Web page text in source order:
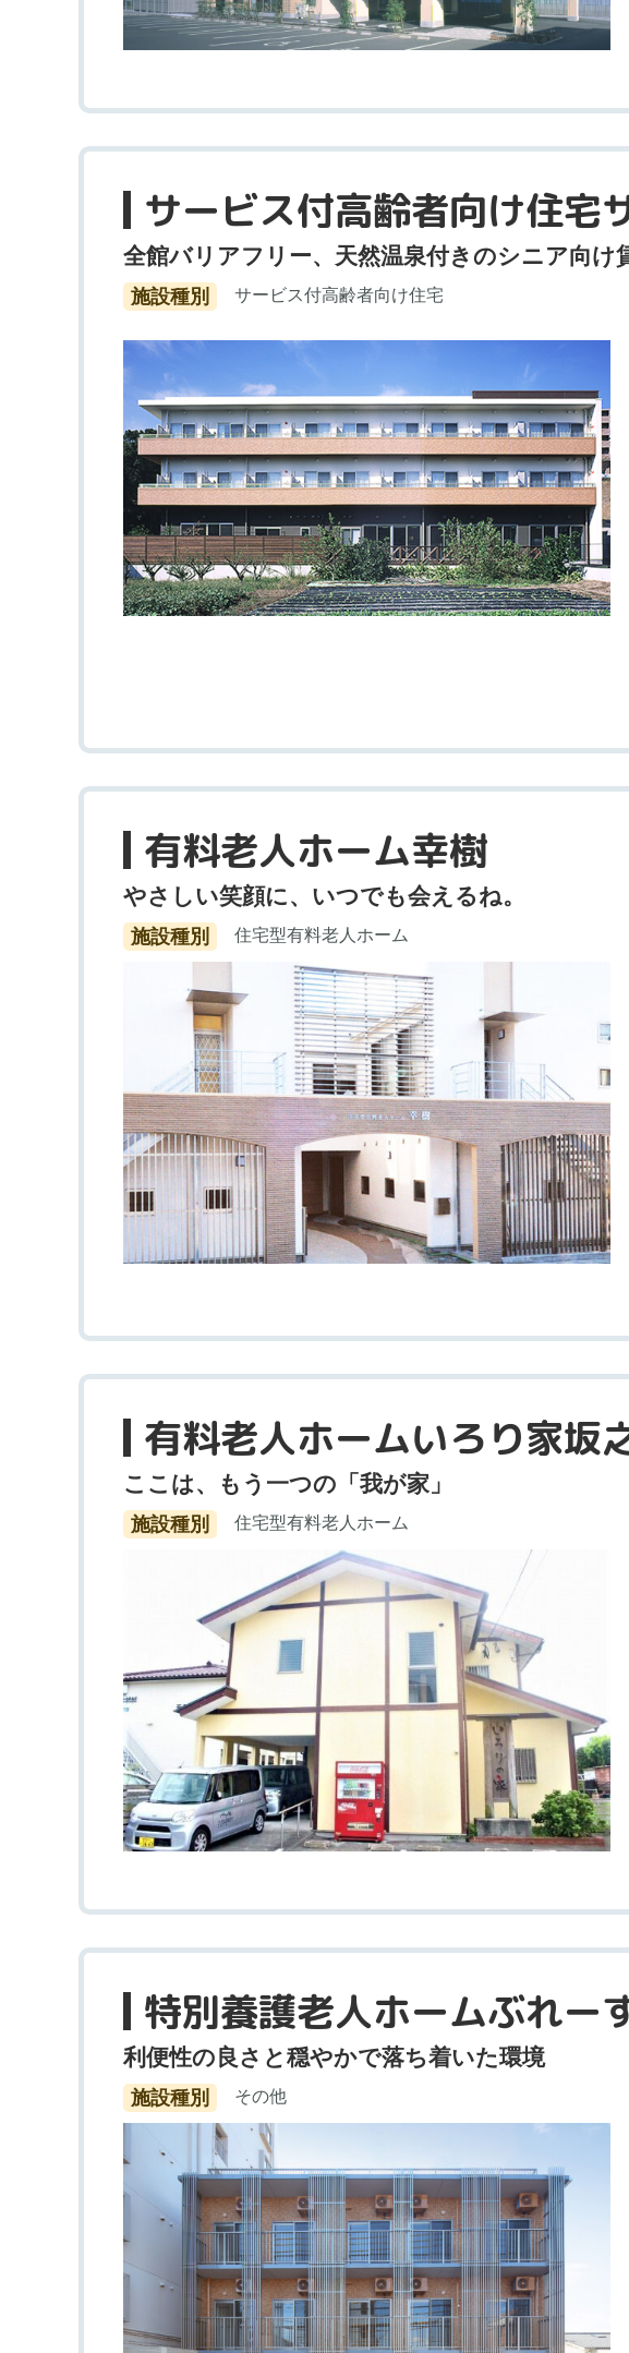
サービス付高齢者向け住宅
全館バリアフリー、天然温泉付きのシニア向け
施設種別 サービス付高齢者向け住宅
有料老人ホーム幸樹
やさしい笑顔に、いつでも会えるね。
施設種別 住宅型有料老人ホーム
有料老人ホームいろり家坂
ここは、もう一つの「我が家」
施設種別 住宅型有料老人ホーム
特別養護老人ホームぶれー
利便性の良さと穏やかで落ち着いた環境
施設種別 その他